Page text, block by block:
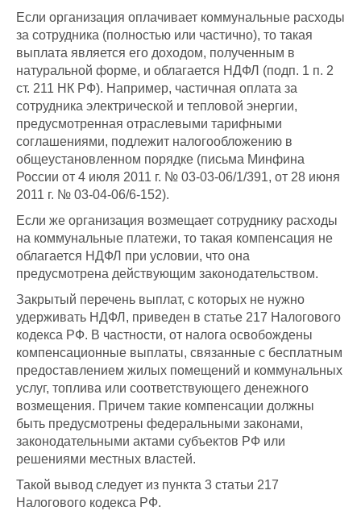
Если организация оплачивает коммунальные расходы
за сотрудника (полностью или частично), то такая
выплата является его доходом, полученным в
натуральной форме, и облагается НДФЛ (подп. 1 п. 2
ст. 211 НК РФ). Например, частичная оплата за
сотрудника электрической и тепловой энергии,
предусмотренная отраслевыми тарифными
соглашениями, подлежит налогообложению в
общеустановленном порядке (письма Минфина
России от 4 июля 2011 г. № 03-03-06/1/391, от 28 июня
2011 г. № 03-04-06/6-152).
Если же организация возмещает сотруднику расходы
на коммунальные платежи, то такая компенсация не
облагается НДФЛ при условии, что она
предусмотрена действующим законодательством.
Закрытый перечень выплат, с которых не нужно
удерживать НДФЛ, приведен в статье 217 Налогового
кодекса РФ. В частности, от налога освобождены
компенсационные выплаты, связанные с бесплатным
предоставлением жилых помещений и коммунальных
услуг, топлива или соответствующего денежного
возмещения. Причем такие компенсации должны
быть предусмотрены федеральными законами,
законодательными актами субъектов РФ или
решениями местных властей.
Такой вывод следует из пункта 3 статьи 217
Налогового кодекса РФ.